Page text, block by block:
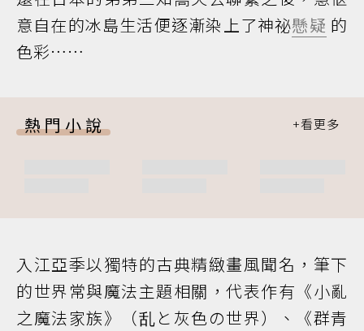
意自在的冰島生活便逐漸染上了神祕懸疑 的
色彩……
熱門小說
入江亞季以獨特的古典精緻畫風聞名，筆下
的世界常與魔法主題相關，代表作有《小亂
之魔法家族》（乱と灰色の世界）、《群青